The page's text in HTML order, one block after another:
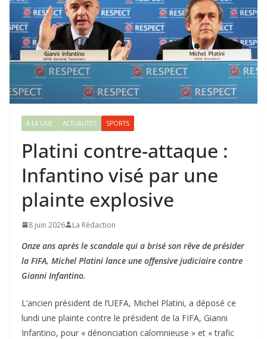
À LA UNE ACTUALITÉS SPORTS
Platini contre-attaque :
Infantino visé par une
plainte explosive
8 juin 2026 La Rédaction
Onze ans après le scandale qui a brisé son rêve de présider
la FIFA, Michel Platini lance une offensive judiciaire contre
Gianni Infantino.
L’ancien président de l’UEFA, Michel Platini, a déposé ce
lundi une plainte contre le président de la FIFA, Gianni
Infantino, pour « dénonciation calomnieuse » et « trafic